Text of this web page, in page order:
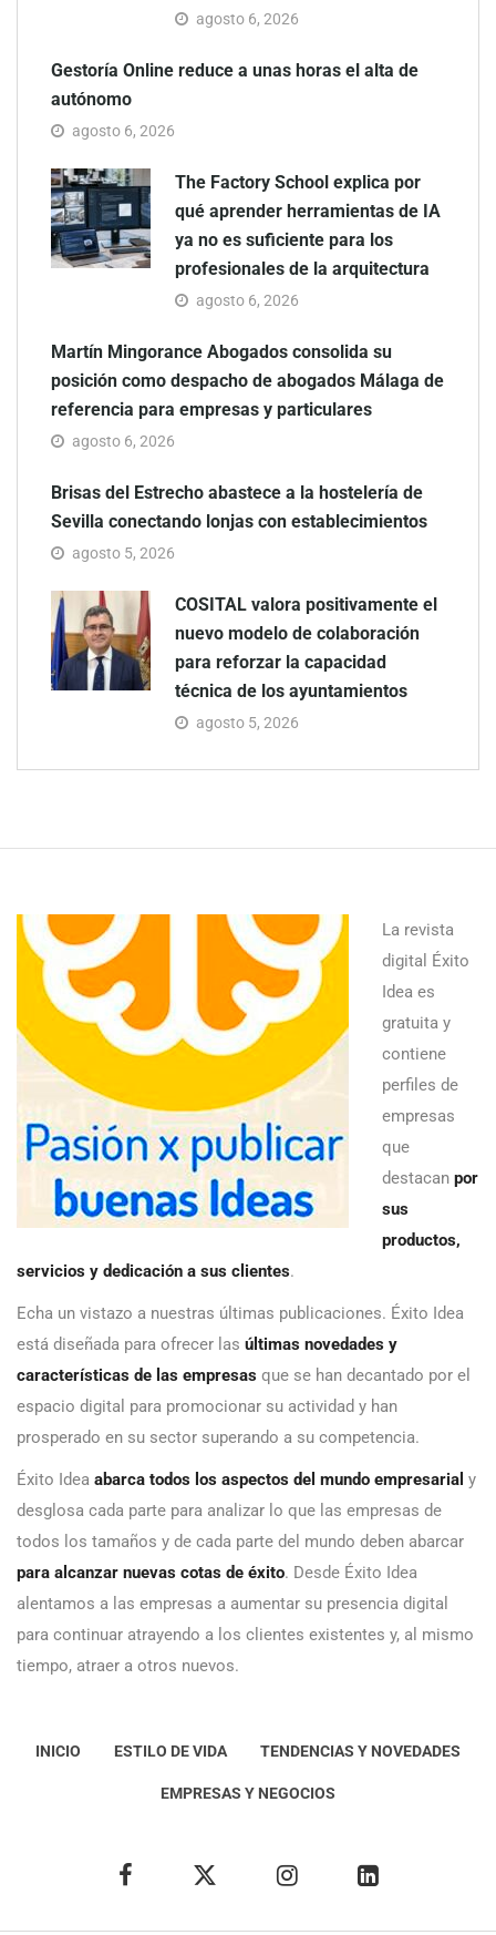
agosto 6, 2026
Gestoría Online reduce a unas horas el alta de
autónomo
agosto 6, 2026
The Factory School explica por
qué aprender herramientas de IA
ya no es suficiente para los
profesionales de la arquitectura
agosto 6, 2026
Martín Mingorance Abogados consolida su
posición como despacho de abogados Málaga de
referencia para empresas y particulares
agosto 6, 2026
Brisas del Estrecho abastece a la hostelería de
Sevilla conectando lonjas con establecimientos
agosto 5, 2026
COSITAL valora positivamente el
nuevo modelo de colaboración
para reforzar la capacidad
técnica de los ayuntamientos
agosto 5, 2026
La revista
digital Éxito
Idea es
gratuita y
contiene
perfiles de
empresas
que
destacan por
sus
productos,
servicios y dedicación a sus clientes.
Echa un vistazo a nuestras últimas publicaciones. Éxito Idea
está diseñada para ofrecer las últimas novedades y
características de las empresas que se han decantado por el
espacio digital para promocionar su actividad y han
prosperado en su sector superando a su competencia.
Éxito Idea abarca todos los aspectos del mundo empresarial y
desglosa cada parte para analizar lo que las empresas de
todos los tamaños y de cada parte del mundo deben abarcar
para alcanzar nuevas cotas de éxito. Desde Éxito Idea
alentamos a las empresas a aumentar su presencia digital
para continuar atrayendo a los clientes existentes y, al mismo
tiempo, atraer a otros nuevos.
INICIO ESTILO DE VIDA TENDENCIAS Y NOVEDADES
EMPRESAS Y NEGOCIOS